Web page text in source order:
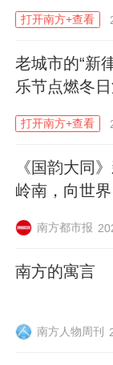
珠江两岸相
路氹城霓虹
土地上，开
【开辟自己
打开南方+查看
老城市的“新
乐节点燃冬
打开南方+查看
《国韵大同
岭南，向世界
南方都市报
南方的寓言
南方人物周刊